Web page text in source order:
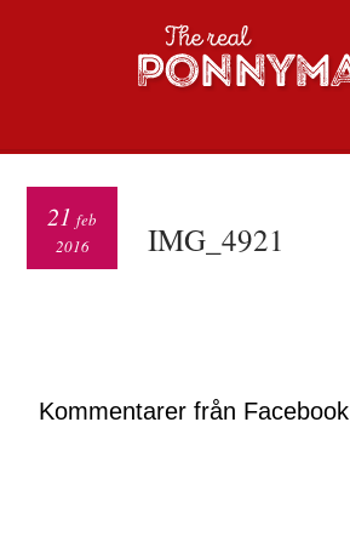
IMG_4921
21 feb
2016
Kommentarer från Facebook